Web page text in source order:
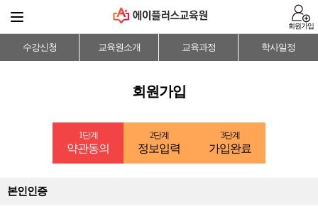
회원가입
수강신청 교육원소개 교육과정 학사일정
회원가입
1단계
약관동의
2단계
정보입력
3단계
가입완료
본인인증